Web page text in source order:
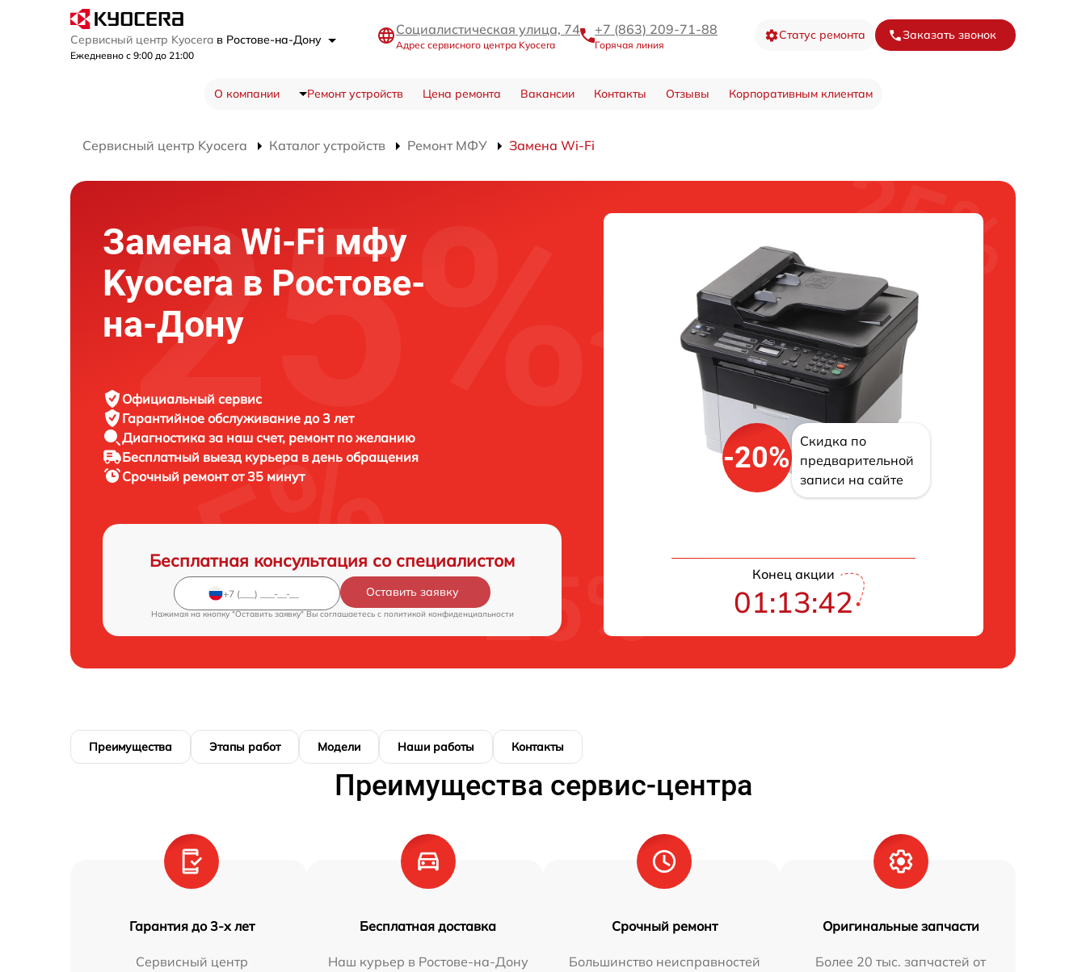
Сервисный центр Kyocera в Ростове-на-Дону
Ежедневно с 9:00 до 21:00
Социалистическая улица, 74
Адрес сервисного центра Kyocera
+7 (863) 209-71-88
Горячая линия
Статус ремонта Заказать звонок
О компании Ремонт устройств Цена ремонта Вакансии Контакты Отзывы Корпоративным клиентам
Сервисный центр Kyocera Каталог устройств Ремонт МФУ Замена Wi-Fi
Замена Wi-Fi мфу
Kyocera в Ростове-
на-Дону
Официальный сервис
Гарантийное обслуживание до 3 лет
Диагностика за наш счет, ремонт по желанию
Бесплатный выезд курьера в день обращения
Срочный ремонтот 35 минут
Бесплатная консультация со специалистом
Оставить заявку
Нажимая на кнопку "Оставить заявку" Вы соглашаетесь c политикой конфиденциальности
-20%
Скидка по
предварительной
записи на сайте
Конец акции
01:13:41
Преимущества Этапы работ Модели Наши работы Контакты
Преимущества сервис-центра
Гарантия до 3-х лет
Сервисный центр
Бесплатная доставка
Наш курьер в Ростове-на-Дону
Срочный ремонт
Большинство неисправностей
Оригинальные запчасти
Более 20 тыс. запчастей от